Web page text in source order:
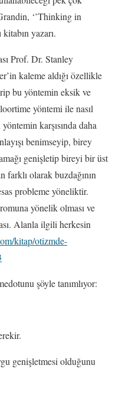
‘’Thinking in
yazarı.
Prof. Dr. Stanley
kaleme aldığı özellikle
bu yöntemin eksik ve
yöntemi ile nasıl
yöntemin karşısında daha
benimseyip, birey
genişletip bireyi bir üst
farklı olarak buzdağının
probleme yöneliktir.
yönelik olması ve
Alanla ilgili herkesin
kitap/otizmde-
şöyle tanımlıyor:
genişletmesi olduğunu